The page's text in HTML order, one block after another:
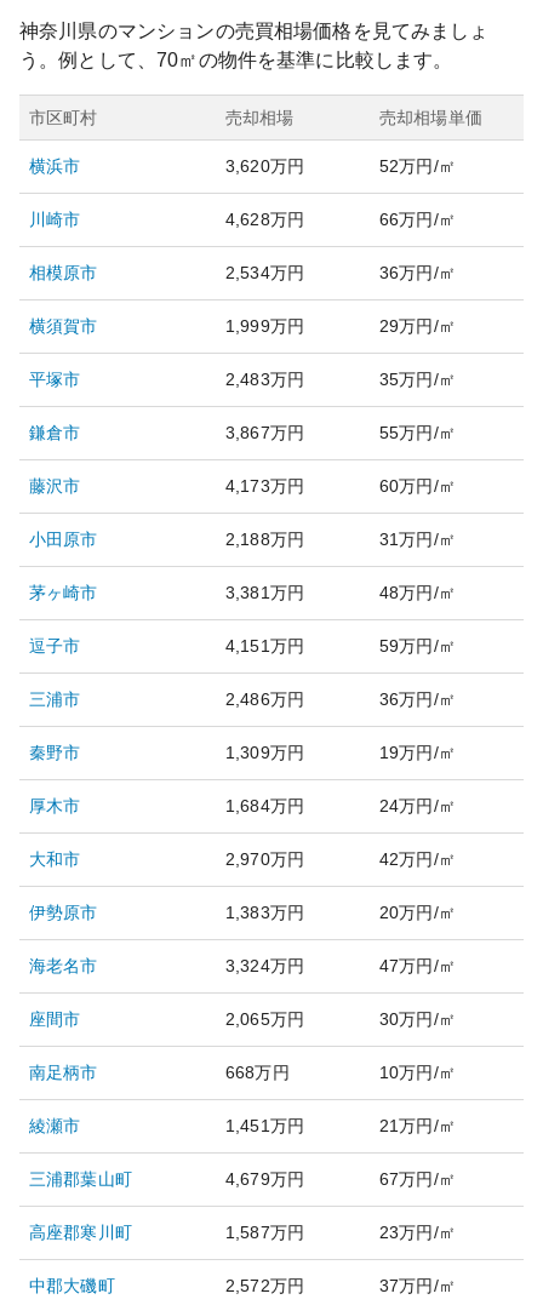
神奈川県のマンションの売買相場価格を見てみましょ
う。例として、70㎡の物件を基準に比較します。
市区町村 売却相場 売却相場単価
横浜市 3,620万円 52万円/㎡
川崎市 4,628万円 66万円/㎡
相模原市 2,534万円 36万円/㎡
横須賀市 1,999万円 29万円/㎡
平塚市 2,483万円 35万円/㎡
鎌倉市 3,867万円 55万円/㎡
藤沢市 4,173万円 60万円/㎡
小田原市 2,188万円 31万円/㎡
茅ヶ崎市 3,381万円 48万円/㎡
逗子市 4,151万円 59万円/㎡
三浦市 2,486万円 36万円/㎡
秦野市 1,309万円 19万円/㎡
厚木市 1,684万円 24万円/㎡
大和市 2,970万円 42万円/㎡
伊勢原市 1,383万円 20万円/㎡
海老名市 3,324万円 47万円/㎡
座間市 2,065万円 30万円/㎡
南足柄市 668万円 10万円/㎡
綾瀬市 1,451万円 21万円/㎡
三浦郡葉山町 4,679万円 67万円/㎡
高座郡寒川町 1,587万円 23万円/㎡
中郡大磯町 2,572万円 37万円/㎡